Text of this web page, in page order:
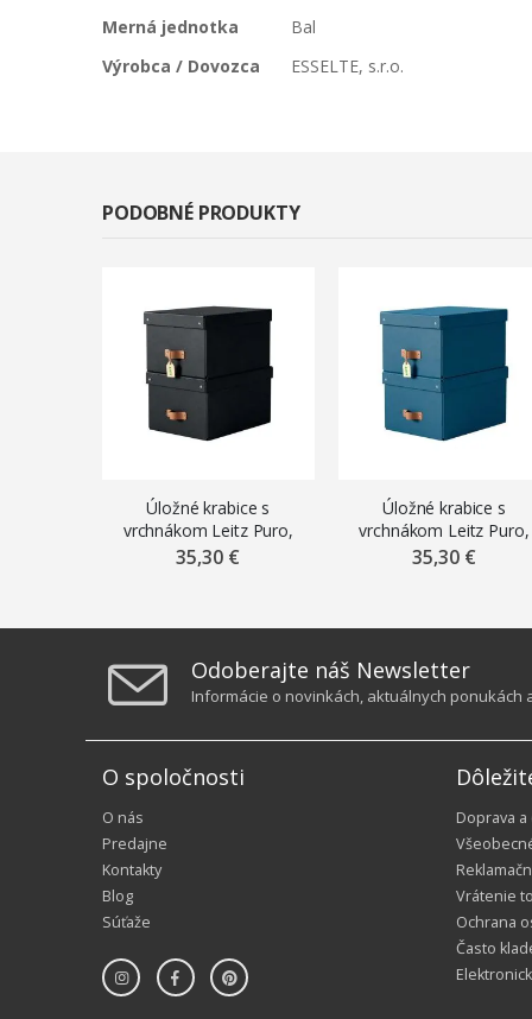
Merná jednotka
Bal
Výrobca / Dovozca
ESSELTE, s.r.o.
PODOBNÉ PRODUKTY
Úložné krabice s
vrchnákom Leitz Puro,
veľkosť M, kartónové, 2
35,30 €
Úložné krabice s
vrchnákom Leitz Puro,
veľkosť M, kartónové, 2
35,30 €
Odoberajte náš Newsletter
Informácie o novinkách, aktuálnych ponukách
O spoločnosti
O nás
Predajne
Kontakty
Blog
Súťaže
Doprava
Vrátenie
Ochrana
Často